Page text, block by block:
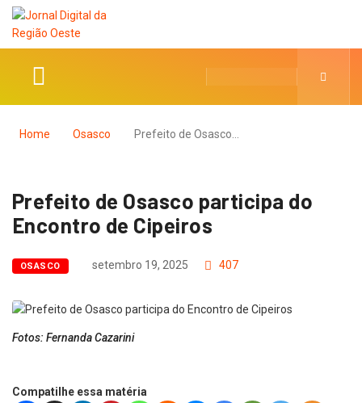
Home Osasco Prefeito de Osasco…
Prefeito de Osasco participa do
Encontro de Cipeiros
OSASCO setembro 19, 2025 407
Fotos: Fernanda Cazarini
Compatilhe essa matéria